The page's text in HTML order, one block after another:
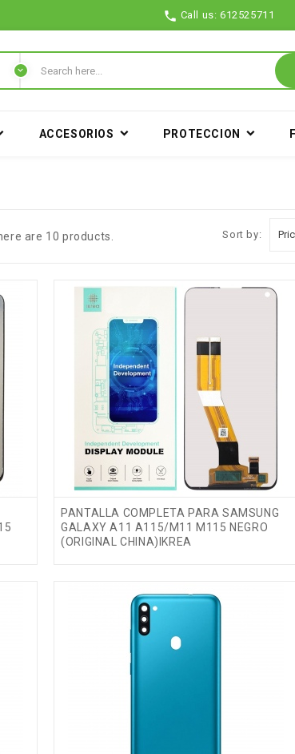
 Call us: 612525711
ACCESORIOS PROTECCION
are 10 products. Sort by:
PANTALLA COMPLETA PARA SAMSUNG
GALAXY A11 A115/M11 M115 NEGRO
(ORIGINAL CHINA)IKREA